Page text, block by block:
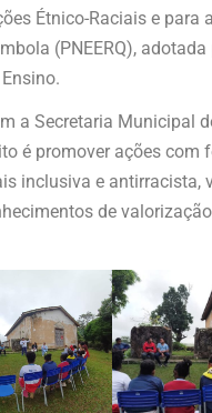
Étnico-Raciais e para
(PNEERQ), adotada
a Secretaria Municipal
é promover ações com
inclusiva e antirracista,
de